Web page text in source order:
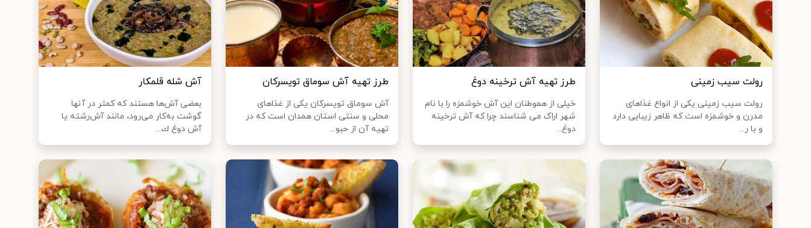
رولت سیب زمینی
رولت سیب زمینی یکی از انواع غذا‌های
مدرن و خوشمزه است که ظاهر زیبایی دارد
و با ر...
طرز تهیه آش ترخینه دوغ
خیلی از هموطنان این آش خوشمزه را با نام
شهر اراک می شناسند چرا که آش ترخینه
دوغ...
طرز تهیه آش سوماق تویسرکان
آش سوماق تویسرکان یکی از غذاهای
محلی و سنتی استان همدان است که در
تهیه آن از حبو...
آش شله قلمكار
بعضی آش‌ها هستند كه كمتر در آنها
گوشت به‌كار می‌رود، مانند ‌آش‌رشته یا
‌آش دوغ ك...